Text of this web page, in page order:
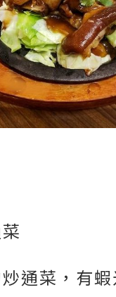
通菜，有蝦